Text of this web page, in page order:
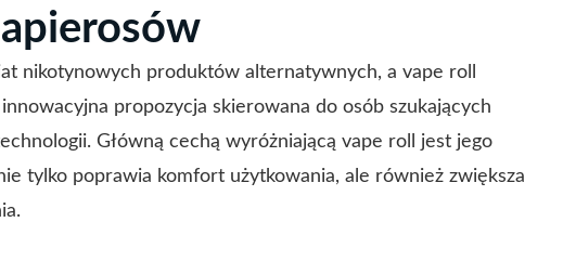
nikotynowych produktów alternatywnych, a vape roll
propozycja skierowana do osób szukających
Główną cechą wyróżniającą vape roll jest jego
tylko poprawia komfort użytkowania, ale również zwiększa